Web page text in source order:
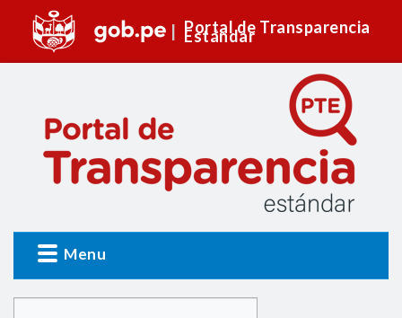
Portal de Transparencia
Estándar
Menu